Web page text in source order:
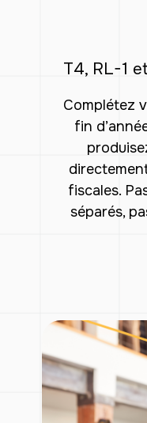
T4, RL-1
Complétez
fin
fiscales.
séparés,